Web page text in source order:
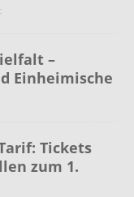
–
Einheimische
Tickets
zum 1.